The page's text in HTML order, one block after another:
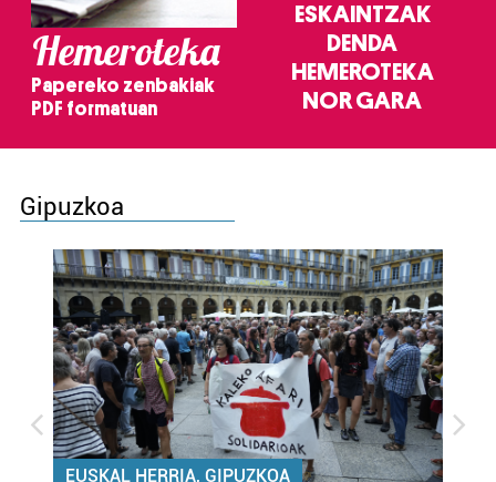
Hemeroteka
Papereko zenbakiak
PDF formatuan
ESKAINTZAK
DENDA
HEMEROTEKA
NOR GARA
Gipuzkoa
EUSKAL HERRIA, GIPUZKOA